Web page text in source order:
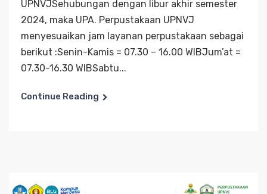
UPNVJSehubungan dengan libur akhir semester
2024, maka UPA. Perpustakaan UPNVJ
menyesuaikan jam layanan perpustakaan sebagai
berikut :Senin-Kamis = 07.30 – 16.00 WIBJum’at =
07.30-16.30 WIBSabtu...
Continue Reading